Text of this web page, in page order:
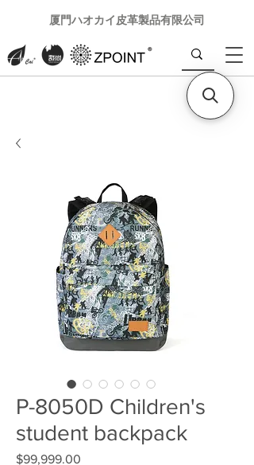
厦門ハオカイ皮革製品有限公司
P-8050D Children's
student backpack
$99,999.00